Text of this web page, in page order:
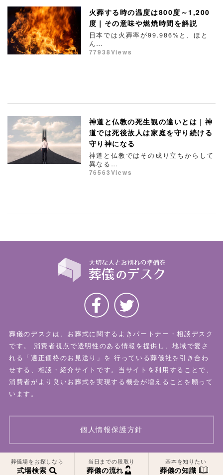
一覧はこちら
火葬する時の温度は800度～1,200
度｜その意味や燃焼時間を解説
日本では火葬率が99.986%と、ほと
ん…
77938Views
神道と仏教の死生観の違いとは｜神
道では死後故人は家庭を守り続ける
守り神になる
神道と仏教ではその成り立ちからして
異なる…
76563Views
一覧はこちら
葬儀場をお探しなら
式場検索
当日までの段取り
葬儀の流れ
基本を知りたい
葬儀の知識
葬儀のデスクは、お葬式に関するよきパートナー・相談デスク
です。
消費者視点で透明性のある情報を提供し、地域で愛さ
れる「適正価格のお見送り」を 行っている葬儀社を引き合わ
せする、相談・紹介サイトです。当サイトを利用することで、
消費者がより良いお葬式を実現する機会が増えることを願って
います。
個人情報保護方針
© 2026 葬儀のデスク All Rights Reserved.